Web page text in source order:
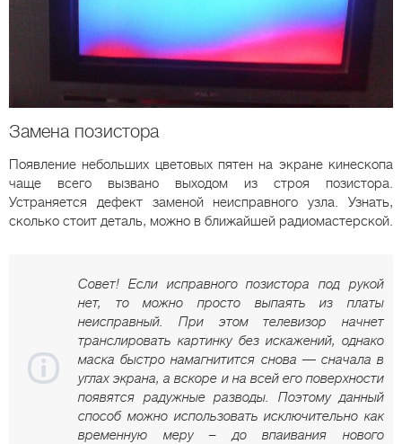
Замена позистора
Появление небольших цветовых пятен на экране кинескопа
чаще всего вызвано выходом из строя позистора.
Устраняется дефект заменой неисправного узла. Узнать,
сколько стоит деталь, можно в ближайшей радиомастерской.
Совет! Если исправного позистора под рукой
нет, то можно просто выпаять из платы
неисправный. При этом телевизор начнет
транслировать картинку без искажений, однако
маска быстро намагнитится снова — сначала в
углах экрана, а вскоре и на всей его поверхности
появятся радужные разводы. Поэтому данный
способ можно использовать исключительно как
временную меру – до впаивания нового